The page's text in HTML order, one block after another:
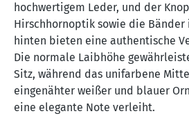
hochwertigem Leder, und der
Hirschhornoptik sowie die
hinten bieten eine authentische
Die normale Laibhöhe
Sitz, während das unifarbene
eingenähter weißer und blauer
eine elegante Note verleiht.